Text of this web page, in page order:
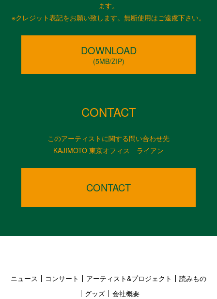
ます。
※クレジット表記をお願い致します。無断使用はご遠慮下さい。
DOWNLOAD
(5MB/ZIP)
CONTACT
このアーティストに関する問い合わせ先
KAJIMOTO 東京オフィス ライアン
CONTACT
ニュース コンサート アーティスト&プロジェクト
読みもの
グッズ
会社概要